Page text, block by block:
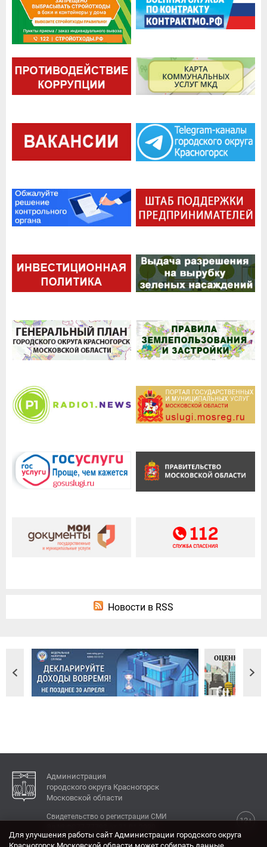
Новости в RSS
Администрация
городского округа Красногорск
Московской области
12+
Свидетельство о регистрации СМИ
Для улучшения работы сайт Администрации городского округа